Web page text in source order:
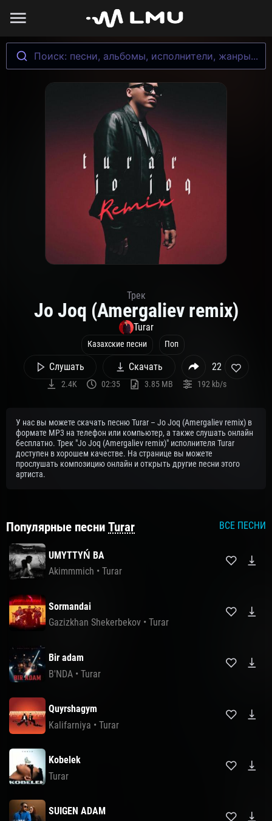
Поиск: песни, альбомы, исполнители, жанры...
Трек
Jo Joq (Amergaliev remix)
Turar
Казахские песни Поп
Слушать Скачать 22
2.4K 02:35 3.85 MB 192 kb/s
У нас вы можете скачать песню Turar – Jo Joq (Amergaliev remix) в
формате MP3 на телефон или компьютер, а также слушать онлайн
бесплатно. Трек "Jo Joq (Amergaliev remix)" исполнителя Turar
доступен в хорошем качестве. На странице вы можете
прослушать композицию онлайн и открыть другие песни этого
артиста.
Популярные песни Turar ВСЕ ПЕСНИ
UMYTTYŃ BA
Akimmmich • Turar
Sormandai
Gazizkhan Shekerbekov • Turar
Bir adam
B'NDA • Turar
Quyrshagym
Kalifarniya • Turar
Kobelek
Turar
SUIGEN ADAM